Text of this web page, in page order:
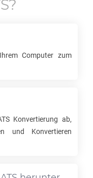
?
Computer zum
Konvertierung ab,
und Konvertieren